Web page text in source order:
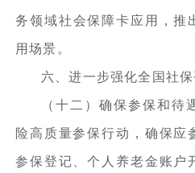
务领域社会保障卡应用，推
用场景。
六、进一步强化全国社
（十二）确保参保和待
险高质量参保行动，确保应
参保登记、个人养老金账户